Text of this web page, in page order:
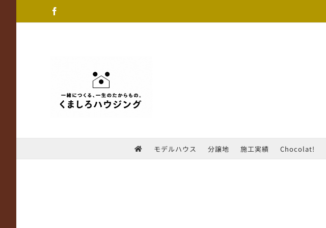
content
モデルハウス 分譲地 施工実績 Chocolat!